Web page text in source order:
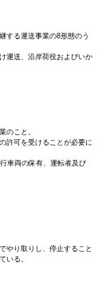
する運送事業の8形態のう
運送、沿岸荷役およびいか
のこと。
許可を受けることが必要に
車両の保有、運転者及び
やり取りし、停止すること
いる。